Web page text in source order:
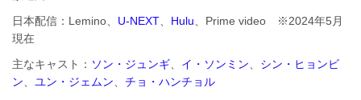
日本配信：Lemino、 U-NEXT Hulu 、Prime video ※2024年5月
現在
主なキャスト： ソン・ジュンギ イ・ソンミン
シン・ヒョンビ
ン
ユン・ジェムン
チョ・ハンチョル